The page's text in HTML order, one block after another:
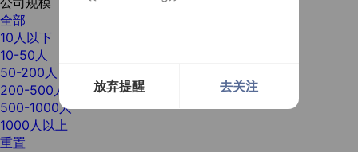
放弃提醒 去关注
全部
10人以下
10-50人
50-200人
200-500人
500-1000人
1000人以上
重置